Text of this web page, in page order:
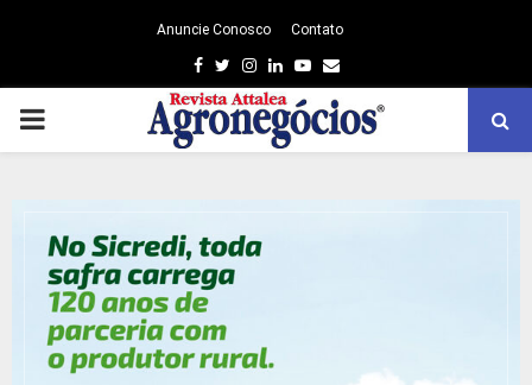
Anuncie Conosco Contato
Facebook
TwitterInstagram
LinkedinYoutube
Email
PRIMARY